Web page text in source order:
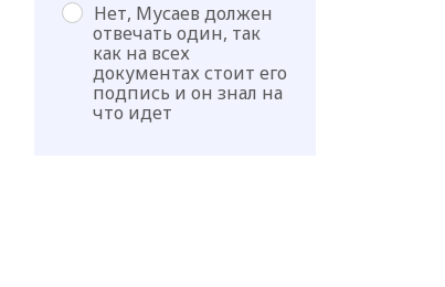
Нет, Мусаев должен
отвечать один, так
как на всех
документах стоит его
подпись и он знал на
что идет